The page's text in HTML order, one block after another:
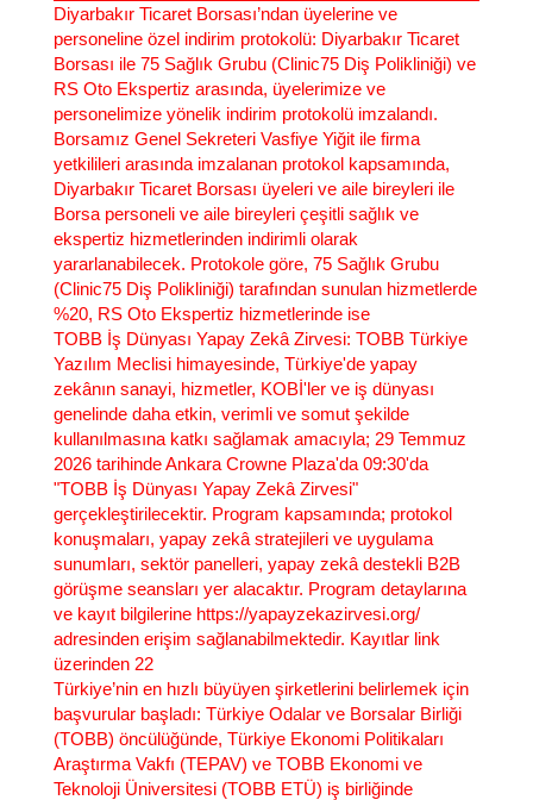
Diyarbakır Ticaret Borsası’ndan üyelerine ve
personeline özel indirim protokolü: Diyarbakır Ticaret
Borsası ile 75 Sağlık Grubu (Clinic75 Diş Polikliniği) ve
RS Oto Ekspertiz arasında, üyelerimize ve
personelimize yönelik indirim protokolü imzalandı.
Borsamız Genel Sekreteri Vasfiye Yiğit ile firma
yetkilileri arasında imzalanan protokol kapsamında,
Diyarbakır Ticaret Borsası üyeleri ve aile bireyleri ile
Borsa personeli ve aile bireyleri çeşitli sağlık ve
ekspertiz hizmetlerinden indirimli olarak
yararlanabilecek. Protokole göre, 75 Sağlık Grubu
(Clinic75 Diş Polikliniği) tarafından sunulan hizmetlerde
%20, RS Oto Ekspertiz hizmetlerinde ise
TOBB İş Dünyası Yapay Zekâ Zirvesi: TOBB Türkiye
Yazılım Meclisi himayesinde, Türkiye'de yapay
zekânın sanayi, hizmetler, KOBİ'ler ve iş dünyası
genelinde daha etkin, verimli ve somut şekilde
kullanılmasına katkı sağlamak amacıyla; 29 Temmuz
2026 tarihinde Ankara Crowne Plaza'da 09:30'da
"TOBB İş Dünyası Yapay Zekâ Zirvesi"
gerçekleştirilecektir. Program kapsamında; protokol
konuşmaları, yapay zekâ stratejileri ve uygulama
sunumları, sektör panelleri, yapay zekâ destekli B2B
görüşme seansları yer alacaktır. Program detaylarına
ve kayıt bilgilerine https://yapayzekazirvesi.org/
adresinden erişim sağlanabilmektedir. Kayıtlar link
üzerinden 22
Türkiye’nin en hızlı büyüyen şirketlerini belirlemek için
başvurular başladı: Türkiye Odalar ve Borsalar Birliği
(TOBB) öncülüğünde, Türkiye Ekonomi Politikaları
Araştırma Vakfı (TEPAV) ve TOBB Ekonomi ve
Teknoloji Üniversitesi (TOBB ETÜ) iş birliğinde